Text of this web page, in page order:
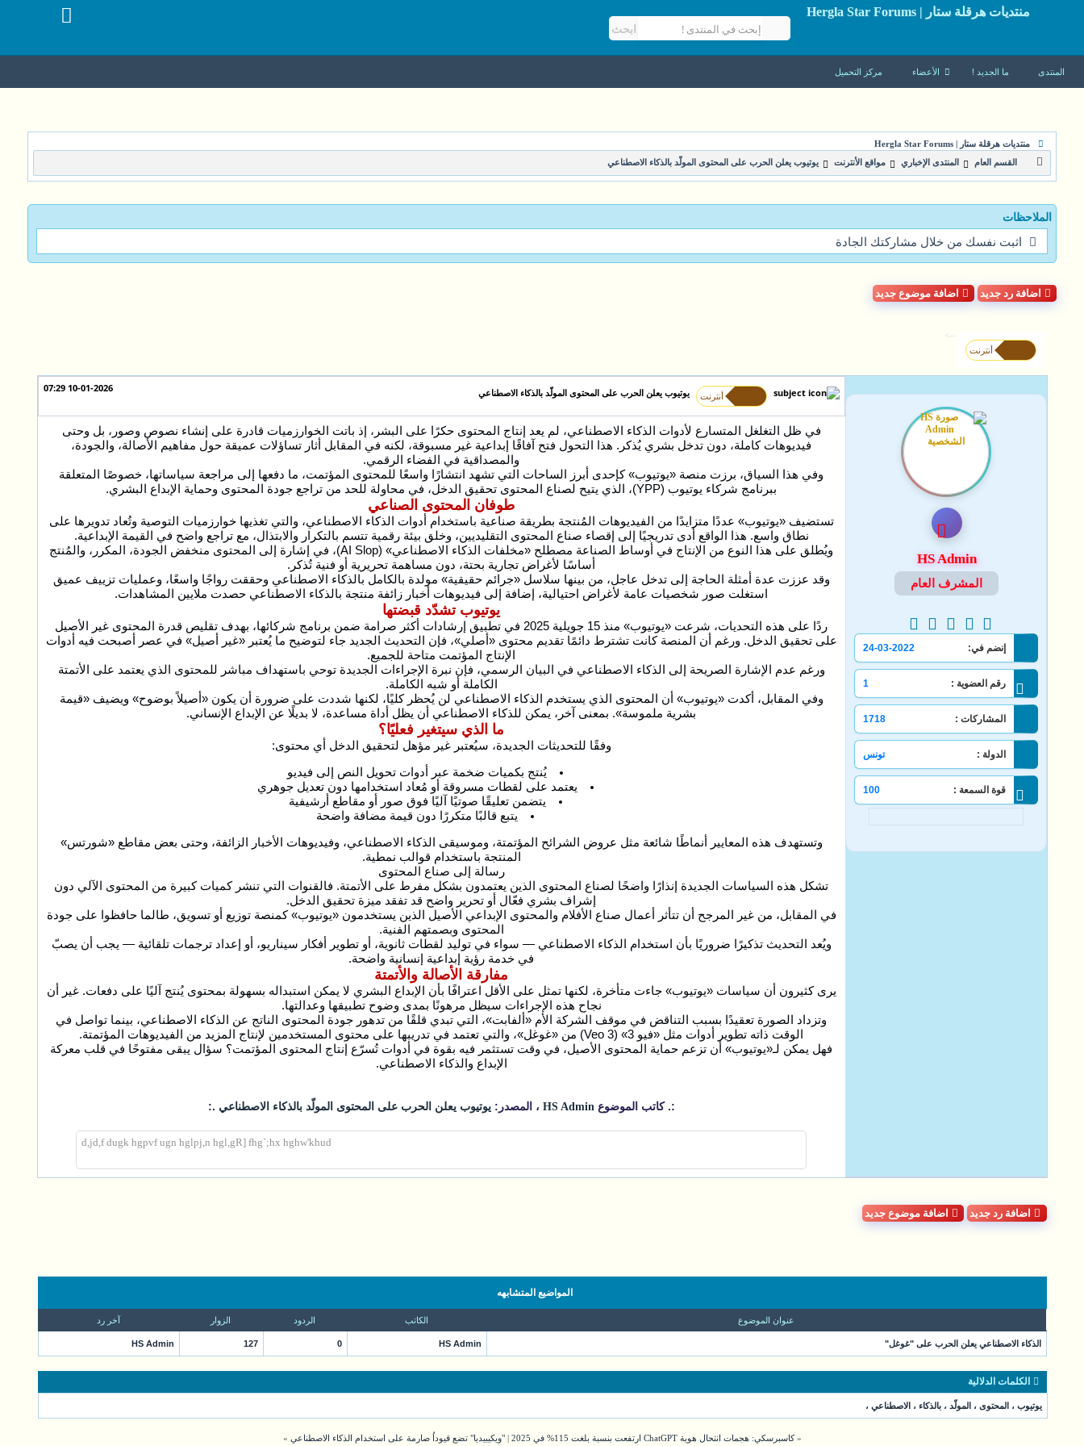
منتديات هرقلة ستار | Hergla Star Forums
المنتدى ما الجديد ! الأعضاء مركز التحميل
منتديات هرقلة ستار | Hergla Star Forums
القسم العام
المنتدى الإخباري مواقع الأنترنت يوتيوب يعلن الحرب على المحتوى المولّد بالذكاء الاصطناعي
الملاحظات
اثبت نفسك من خلال مشاركتك الجادة
اضافة رد جديد اضافة موضوع جديد
أنترنت
-->
أنترنت يوتيوب يعلن الحرب على المحتوى المولّد بالذكاء الاصطناعي 10-01-2026 07:29
HS Admin
المشرف العام
إنضم في: 24-03-2022
رقم العضوية : 1
المشاركات : 1718
الدولة : تونس
قوة السمعة : 100
في ظل التغلغل المتسارع لأدوات الذكاء الاصطناعي، لم يعد إنتاج المحتوى حكرًا على البشر، إذ باتت الخوارزميات قادرة على إنشاء نصوص وصور، بل وحتى
فيديوهات كاملة، دون تدخل بشري يُذكر. هذا التحول فتح آفاقًا إبداعية غير مسبوقة، لكنه في المقابل أثار تساؤلات عميقة حول مفاهيم الأصالة، والجودة،
والمصداقية في الفضاء الرقمي.
وفي هذا السياق، برزت منصة «يوتيوب» كإحدى أبرز الساحات التي تشهد انتشارًا واسعًا للمحتوى المؤتمت، ما دفعها إلى مراجعة سياساتها، خصوصًا المتعلقة
ببرنامج شركاء يوتيوب (YPP)، الذي يتيح لصناع المحتوى تحقيق الدخل، في محاولة للحد من تراجع جودة المحتوى وحماية الإبداع البشري.
طوفان المحتوى الصناعي
تستضيف «يوتيوب» عددًا متزايدًا من الفيديوهات المُنتجة بطريقة صناعية باستخدام أدوات الذكاء الاصطناعي، والتي تغذيها خوارزميات التوصية وتُعاد تدويرها على
نطاق واسع. هذا الواقع أدى تدريجيًا إلى إقصاء صناع المحتوى التقليديين، وخلق بيئة رقمية تتسم بالتكرار والابتذال، مع تراجع واضح في القيمة الإبداعية.
ويُطلق على هذا النوع من الإنتاج في أوساط الصناعة مصطلح «مخلفات الذكاء الاصطناعي» (AI Slop)، في إشارة إلى المحتوى منخفض الجودة، المكرر، والمُنتج
أساسًا لأغراض تجارية بحتة، دون مساهمة تحريرية أو فنية تُذكر.
وقد عززت عدة أمثلة الحاجة إلى تدخل عاجل، من بينها سلاسل «جرائم حقيقية» مولدة بالكامل بالذكاء الاصطناعي وحققت رواجًا واسعًا، وعمليات تزييف عميق
استغلت صور شخصيات عامة لأغراض احتيالية، إضافة إلى فيديوهات أخبار زائفة منتجة بالذكاء الاصطناعي حصدت ملايين المشاهدات.
يوتيوب تشدّد قبضتها
ردًا على هذه التحديات، شرعت «يوتيوب» منذ 15 جويلية 2025 في تطبيق إرشادات أكثر صرامة ضمن برنامج شركائها، بهدف تقليص قدرة المحتوى غير الأصيل
على تحقيق الدخل. ورغم أن المنصة كانت تشترط دائمًا تقديم محتوى «أصلي»، فإن التحديث الجديد جاء لتوضيح ما يُعتبر «غير أصيل» في عصر أصبحت فيه أدوات
الإنتاج المؤتمت متاحة للجميع.
ورغم عدم الإشارة الصريحة إلى الذكاء الاصطناعي في البيان الرسمي، فإن نبرة الإجراءات الجديدة توحي باستهداف مباشر للمحتوى الذي يعتمد على الأتمتة
الكاملة أو شبه الكاملة.
وفي المقابل، أكدت «يوتيوب» أن المحتوى الذي يستخدم الذكاء الاصطناعي لن يُحظر كليًا، لكنها شددت على ضرورة أن يكون «أصيلاً بوضوح» ويضيف «قيمة
بشرية ملموسة». بمعنى آخر، يمكن للذكاء الاصطناعي أن يظل أداة مساعدة، لا بديلًا عن الإبداع الإنساني.
ما الذي سيتغير فعليًا؟
وفقًا للتحديثات الجديدة، سيُعتبر غير مؤهل لتحقيق الدخل أي محتوى:
يُنتج بكميات ضخمة عبر أدوات تحويل النص إلى فيديو
يعتمد على لقطات مسروقة أو مُعاد استخدامها دون تعديل جوهري
يتضمن تعليقًا صوتيًا آليًا فوق صور أو مقاطع أرشيفية
يتبع قالبًا متكررًا دون قيمة مضافة واضحة
وتستهدف هذه المعايير أنماطًا شائعة مثل عروض الشرائح المؤتمتة، وموسيقى الذكاء الاصطناعي، وفيديوهات الأخبار الزائفة، وحتى بعض مقاطع «شورتس»
المنتجة باستخدام قوالب نمطية.
رسالة إلى صناع المحتوى
تشكل هذه السياسات الجديدة إنذارًا واضحًا لصناع المحتوى الذين يعتمدون بشكل مفرط على الأتمتة. فالقنوات التي تنشر كميات كبيرة من المحتوى الآلي دون
إشراف بشري فعّال أو تحرير واضح قد تفقد ميزة تحقيق الدخل.
في المقابل، من غير المرجح أن تتأثر أعمال صناع الأفلام والمحتوى الإبداعي الأصيل الذين يستخدمون «يوتيوب» كمنصة توزيع أو تسويق، طالما حافظوا على جودة
المحتوى وبصمتهم الفنية.
ويُعد التحديث تذكيرًا ضروريًا بأن استخدام الذكاء الاصطناعي — سواء في توليد لقطات ثانوية، أو تطوير أفكار سيناريو، أو إعداد ترجمات تلقائية — يجب أن يصبّ
في خدمة رؤية إبداعية إنسانية واضحة.
مفارقة الأصالة والأتمتة
يرى كثيرون أن سياسات «يوتيوب» جاءت متأخرة، لكنها تمثل على الأقل اعترافًا بأن الإبداع البشري لا يمكن استبداله بسهولة بمحتوى يُنتج آليًا على دفعات. غير أن
نجاح هذه الإجراءات سيظل مرهونًا بمدى وضوح تطبيقها وعدالتها.
وتزداد الصورة تعقيدًا بسبب التناقض في موقف الشركة الأم «ألفابت»، التي تبدي قلقًا من تدهور جودة المحتوى الناتج عن الذكاء الاصطناعي، بينما تواصل في
الوقت ذاته تطوير أدوات مثل «فيو 3» (Veo 3) من «غوغل»، والتي تعتمد في تدريبها على محتوى المستخدمين لإنتاج المزيد من الفيديوهات المؤتمتة.
فهل يمكن لـ«يوتيوب» أن تزعم حماية المحتوى الأصيل، في وقت تستثمر فيه بقوة في أدوات تُسرّع إنتاج المحتوى المؤتمت؟ سؤال يبقى مفتوحًا في قلب معركة
الإبداع والذكاء الاصطناعي.
:. كاتب الموضوع HS Admin ، المصدر:يوتيوب يعلن الحرب على المحتوى المولّد بالذكاء الاصطناعي .:
d,jd,f dugk hgpvf ugn hglpj,n hgl,gR] fhg`;hx hghw'khud
اضافة رد جديد اضافة موضوع جديد
المواضيع المتشابهه
عنوان الموضوع الكاتب الردود الزوار آخر رد
الذكاء الاصطناعي يعلن الحرب على "غوغل" HS Admin
0
127
HS Admin
الكلمات الدلالية
يوتيوب ، المحتوى ، المولّد ،بالذكاء ، الاصطناعي ،
«كاسبرسكي: هجمات انتحال هوية ChatGPT ارتفعت بنسبة بلغت 115% في 2025 |"ويكيبيديا" تضع قيوداُ صارمة على استخدام الذكاء الاصطناعي »